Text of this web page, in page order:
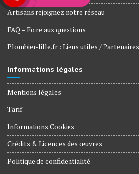
Artisans rejoignez notre réseau
FAQ – Foire aux questions
Plombier-lille.fr : Liens utiles / Partenaires
Informations légales
Mentions légales
Tarif
Informations Cookies
Crédits & Licences des œuvres
Politique de confidentialité